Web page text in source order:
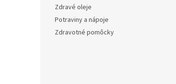
Zdravé oleje
Potraviny a nápoje
Zdravotné pomôcky